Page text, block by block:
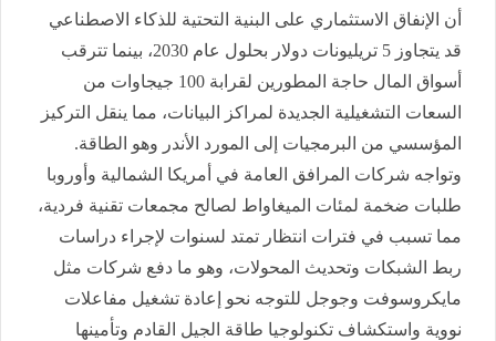
أن الإنفاق الاستثماري على البنية التحتية للذكاء الاصطناعي
قد يتجاوز 5 تريليونات دولار بحلول عام 2030، بينما تترقب
أسواق المال حاجة المطورين لقرابة 100 جيجاوات من
السعات التشغيلية الجديدة لمراكز البيانات، مما ينقل التركيز
المؤسسي من البرمجيات إلى المورد الأندر وهو الطاقة.
وتواجه شركات المرافق العامة في أمريكا الشمالية وأوروبا
طلبات ضخمة لمئات الميغاواط لصالح مجمعات تقنية فردية،
مما تسبب في فترات انتظار تمتد لسنوات لإجراء دراسات
ربط الشبكات وتحديث المحولات، وهو ما دفع شركات مثل
مايكروسوفت وجوجل للتوجه نحو إعادة تشغيل مفاعلات
نووية واستكشاف تكنولوجيا طاقة الجيل القادم وتأمينها